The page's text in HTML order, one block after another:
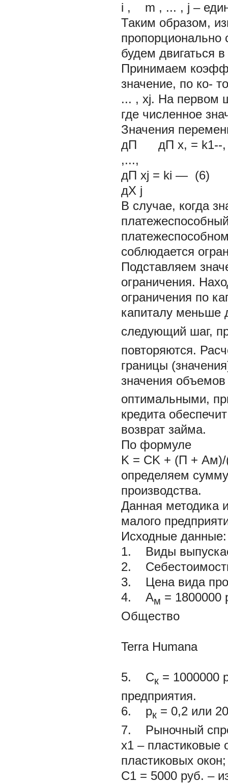
i , m , ... , j –
Таким образом,
будем двигаться
Принимаем
значение, по ко-
... , xj. На первом
где численное
Значения
дП дП x, =
,...,
дП xj = ki — (6)
дX j
В случае, когда
соблюдается
Подставляем
ограничения.
ограничения по
капиталу меньше
следующий шаг,
повторяются.
границы
значения
оптимальными,
кредита
возврат займа.
По формуле
K = CK + (П +
определяем
производства.
Данная методика
малого
Исходные данные:
1. Виды
2.
3. Цена вида
4. Ам = 1800000
Общество
Terra Humana
5. Ск = 1000000
предприятия.
6. рк = 0,2 или
7. Рыночный
х1 – пластиковые
пластиковых
С1 = 5000 руб. –